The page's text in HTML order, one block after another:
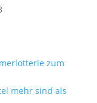
zum
mehr sind als